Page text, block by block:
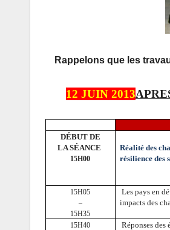
Rappelons que les
12 JUIN 2013
DÉBUT DE
LA SÉANCE
15H00
Réalité des
résilience des
15H05
–
15H35
Les pays en
impacts des
15H40
Réponses des